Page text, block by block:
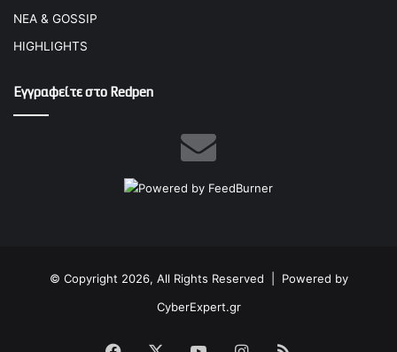
ΝΕΑ & GOSSIP
HIGHLIGHTS
Εγγραφείτε στο Redpen
© Copyright 2026, All Rights Reserved | Powered by
CyberExpert.gr